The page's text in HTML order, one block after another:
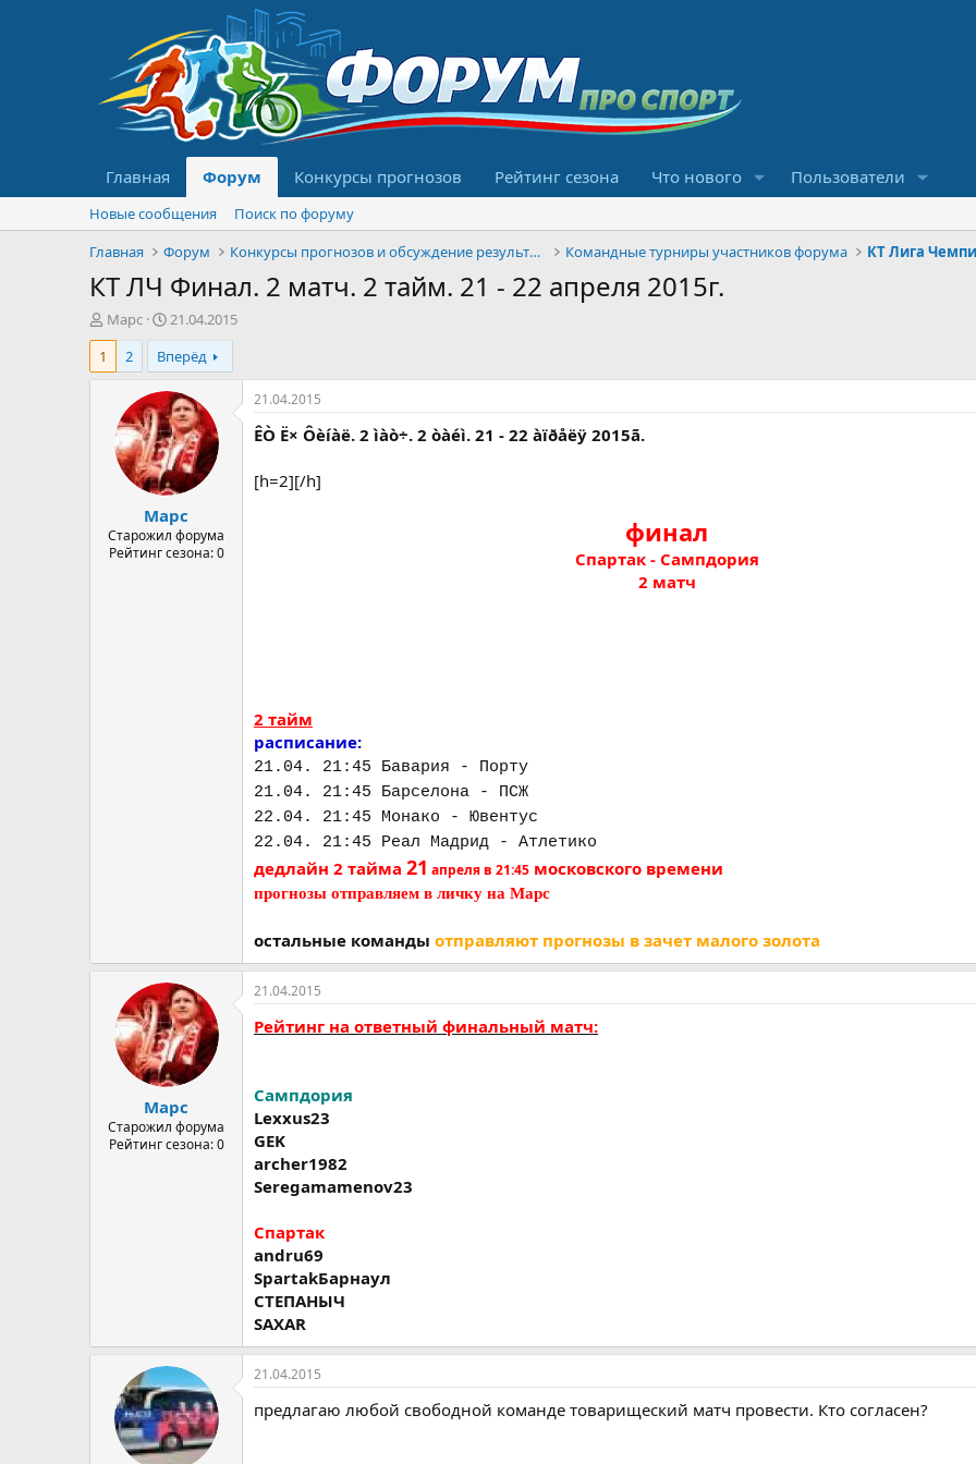
Главная Форум Конкурсы прогнозов Рейтинг сезона Что нового Пользователи
Новые сообщения
Поиск по форуму
Главная
Форум Конкурсы прогнозов и обсуждение результатов Командные турниры участников форума КТ Лига
КТ ЛЧ Финал. 2 матч. 2 тайм. 21 - 22 апреля 2015г.
А
в
о
м
Марс
Д
а
т
а
н
а
ч
а
л
а
21.04.2015
1
2 Вперёд
Марс
Старожил форума
Рейтинг сезона: 0
21.04.2015
ÊÒ Ë× Ôèíàë. 2 ìàò÷. 2 òàéì. 21 - 22 àïðåëÿ 2015ã.
[h=2][/h]
финал
Спартак - Сампдория
2 матч
2 тайм
расписание:
21.04. 21:45 Бавария - Порту
21.04. 21:45 Барселона - ПСЖ
22.04. 21:45 Монако - Ювентус
22.04. 21:45 Реал Мадрид - Атлетико
дедлайн 2 тайма 21 апреля в 21:45 московского времени
прогнозы отправляем в личку на Марс
остальные команды отправляют прогнозы в зачет малого золота
Марс
Старожил форума
Рейтинг сезона: 0
21.04.2015
Рейтинг на ответный финальный матч:
Сампдория
Lexxus23
GEK
archer1982
Seregamamenov23
Спартак
andru69
SpartakБарнаул
СТЕПАНЫЧ
SAXAR
21.04.2015
предлагаю любой свободной команде товарищеский матч провести. Кто согласен?